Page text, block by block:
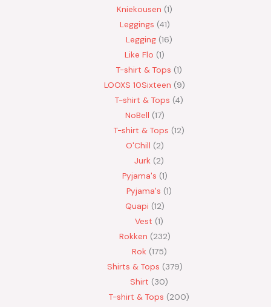
Kniekousen 1
Leggings 41
Legging 16
Like Flo 1
T-shirt & Tops 1
LOOXS 10Sixteen
9
T-shirt & Tops 4
NoBell 17
T-shirt & Tops 12
O'Chill 2
Jurk 2
Pyjama's 1
Pyjama's 1
Quapi 12
Vest 1
Rokken 232
Rok 175
Shirts & Tops 379
Shirt
30
T-shirt & Tops
200